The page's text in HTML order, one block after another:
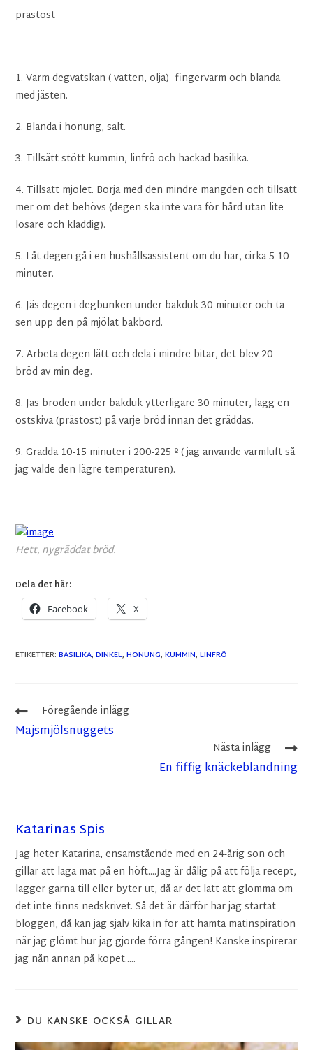
prästost
1. Värm degvätskan ( vatten, olja) fingervarm och blanda
med jästen.
2. Blanda i honung, salt.
3. Tillsätt stött kummin, linfrö och hackad basilika.
4. Tillsätt mjölet. Börja med den mindre mängden och tillsätt
mer om det behövs (degen ska inte vara för hård utan lite
lösare och kladdig).
5. Låt degen gå i en hushållsassistent om du har, cirka 5-10
minuter.
6. Jäs degen i degbunken under bakduk 30 minuter och ta
sen upp den på mjölat bakbord.
7. Arbeta degen lätt och dela i mindre bitar, det blev 20
bröd av min deg.
8. Jäs bröden under bakduk ytterligare 30 minuter, lägg en
ostskiva (prästost) på varje bröd innan det gräddas.
9. Grädda 10-15 minuter i 200-225 º ( jag använde varmluft så
jag valde den lägre temperaturen).
Hett, nygräddat bröd.
Dela det här:
Facebook X
ETIKETTER:BASILIKA, DINKEL, HONUNG, KUMMIN, LINFRÖ
Föregående inlägg
Majsmjölsnuggets
Nästa inlägg
En fiffig knäckeblandning
Katarinas Spis
Jag heter Katarina, ensamstående med en 24-årig son och
gillar att laga mat på en höft....Jag är dålig på att följa recept,
lägger gärna till eller byter ut, då är det lätt att glömma om
det inte finns nedskrivet. Så det är därför har jag startat
bloggen, då kan jag själv kika in för att hämta matinspiration
när jag glömt hur jag gjorde förra gången! Kanske inspirerar
jag nån annan på köpet.....
DU KANSKE OCKSÅ GILLAR